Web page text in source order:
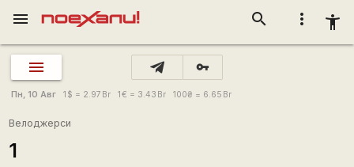
more_vert accessibility_new
search
menu
vpn_key
Пн, 10 Авг 1 $ = 2.97 Br 1€ = 3.43 Br 100₴ = 6.65 Br
Велоджерси
1